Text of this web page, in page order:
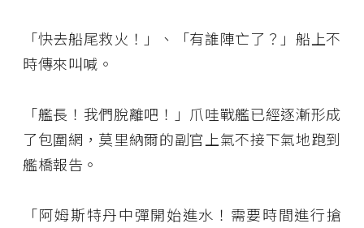
「快去船尾救火！」、「有誰陣亡了？」船上不
時傳來叫喊。
「艦長！我們脫離吧！」爪哇戰艦已經逐漸形成
了包圍網，莫里納爾的副官上氣不接下氣地跑到
艦橋報告。
「阿姆斯特丹中彈開始進水！需要時間進行搶